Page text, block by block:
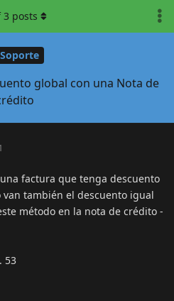
Soporte
global con una Nota de
3 posts
factura que tenga descuento
también el descuento igual
método en la nota de crédito -
53